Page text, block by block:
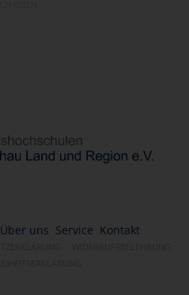
Über uns Service Kontakt